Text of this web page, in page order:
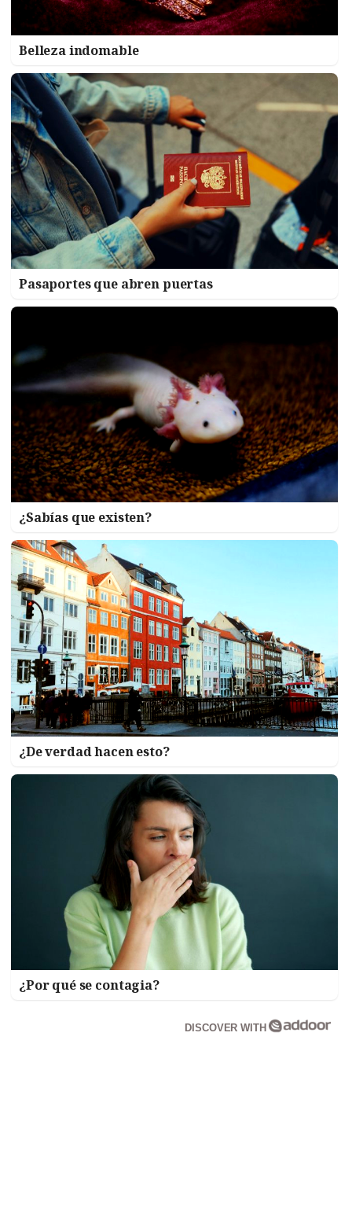
Belleza indomable
Pasaportes que abren puertas
¿Sabías que existen?
¿De verdad hacen esto?
¿Por qué se contagia?
DISCOVER WITH